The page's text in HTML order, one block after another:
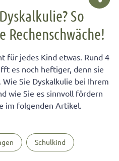
So
Rechenschwäche!
für jedes Kind etwas. Rund 4
es noch heftiger, denn sie
Sie Dyskalkulie bei Ihrem
wie Sie es sinnvoll fördern
im folgenden Artikel.
Schulkind